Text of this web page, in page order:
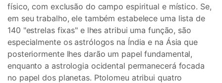
físico, com exclusão do campo espiritual e místico. Se,
em seu trabalho, ele também estabelece uma lista de
140 "estrelas fixas" e lhes atribui uma função, são
especialmente os astrólogos na Índia e na Ásia que
posteriormente lhes darão um papel fundamental,
enquanto a astrologia ocidental permanecerá focada
no papel dos planetas. Ptolomeu atribui quatro